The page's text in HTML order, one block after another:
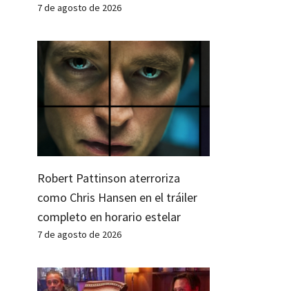
7 de agosto de 2026
Robert Pattinson aterroriza
como Chris Hansen en el tráiler
completo en horario estelar
7 de agosto de 2026